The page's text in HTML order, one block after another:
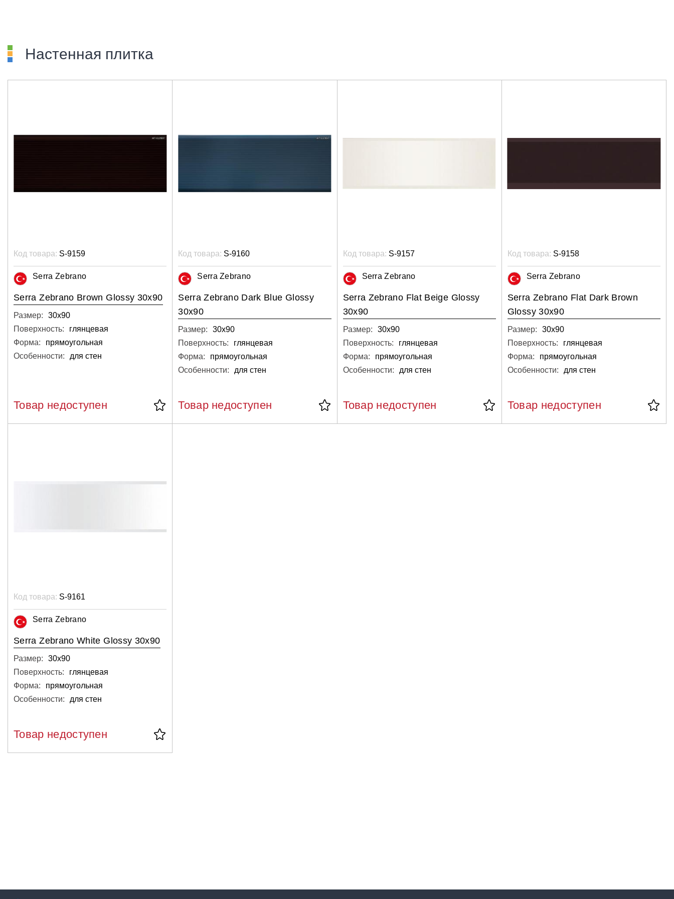
Настенная плитка
Код товара: S-9159
Serra Zebrano
Serra Zebrano Brown Glossy 30x90
Размер:
30х90
Поверхность:
глянцевая
Форма:
прямоугольная
Особенности:
для стен
Товар недоступен
Код товара: S-9160
Serra Zebrano
Serra Zebrano Dark Blue Glossy
30x90
Размер:
30х90
Поверхность:
глянцевая
Форма:
прямоугольная
Особенности:
для стен
Товар недоступен
Код товара: S-9157
Serra Zebrano
Serra Zebrano Flat Beige Glossy
30x90
Размер:
30х90
Поверхность:
глянцевая
Форма:
прямоугольная
Особенности:
для стен
Товар недоступен
Код товара: S-9158
Serra Zebrano
Serra Zebrano Flat Dark Brown
Glossy 30x90
Размер:
30х90
Поверхность:
глянцевая
Форма:
прямоугольная
Особенности:
для стен
Товар недоступен
Код товара: S-9161
Serra Zebrano
Serra Zebrano White Glossy 30x90
Размер:
30х90
Поверхность:
глянцевая
Форма:
прямоугольная
Особенности:
для стен
Товар недоступен